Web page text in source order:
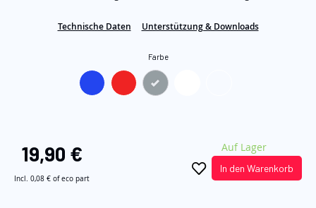
LinkTechnische Daten Unterstützung & Downloads
Farbe
19,90 €
Incl. 0,08 € of eco part
Auf Lager
In den Warenkorb